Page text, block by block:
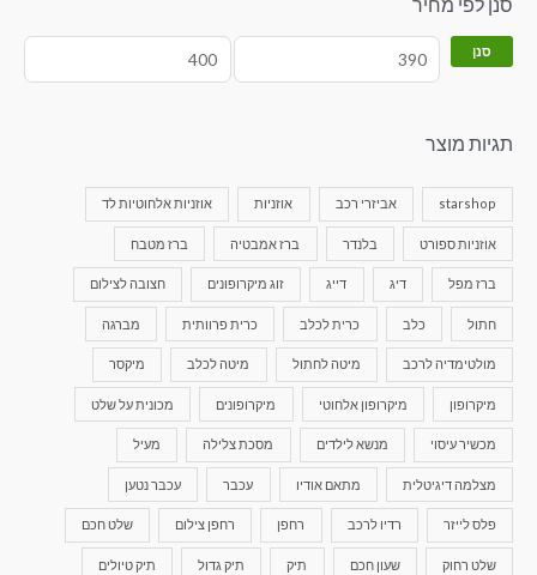
סנן
תגיות מוצר
starshop אביזרי רכב אוזניות אוזניות אלחוטיות לד
אוזניות ספורט בלנדר ברז אמבטיה ברז מטבח
ברז מפל דיג דייג זוג מיקרופונים חצובה לצילום
חתול כלב כרית לכלב כרית פרוותית מברגה
מולטימדיה לרכב מיטה לחתול מיטה לכלב מיקסר
מיקרופון מיקרופון אלחוטי מיקרופונים מכונית על שלט
מכשיר עיסוי מנשא לילדים מסכת צלילה מעיל
מצלמה דיגיטלית מתאם אודיו עכבר עכבר נטען
פלס לייזר רדיו לרכב רחפן רחפן צילום שלט חכם
שלט רחוק שעון חכם תיק תיק גדול תיק טיולים